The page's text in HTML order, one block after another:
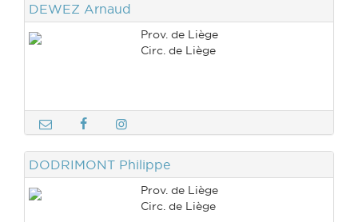
DEWEZ Arnaud
Prov. de Liège
Circ. de Liège
DODRIMONT Philippe
Prov. de Liège
Circ. de Liège